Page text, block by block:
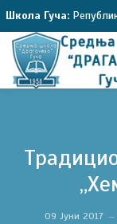
Школа Гуча:
09 Јуни 2017